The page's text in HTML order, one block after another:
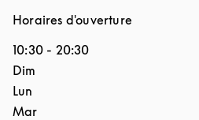
Horaires d'ouverture
10:30 - 20:30
Jour de la semaine
Dim
Lun
Mar